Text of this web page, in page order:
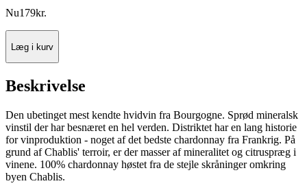
Nu179kr.
Læg i kurv
Beskrivelse
Den ubetinget mest kendte hvidvin fra Bourgogne. Sprød mineralsk
vinstil der har besnæret en hel verden. Distriktet har en lang historie
for vinproduktion - noget af det bedste chardonnay fra Frankrig. På
grund af Chablis' terroir, er der masser af mineralitet og citruspræg i
vinene. 100% chardonnay høstet fra de stejle skråninger omkring
byen Chablis.